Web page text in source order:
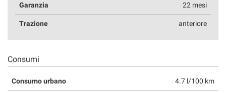
Garanzia 22 mesi
Trazione anteriore
Consumi
Consumo urbano 4.7 l/100 km